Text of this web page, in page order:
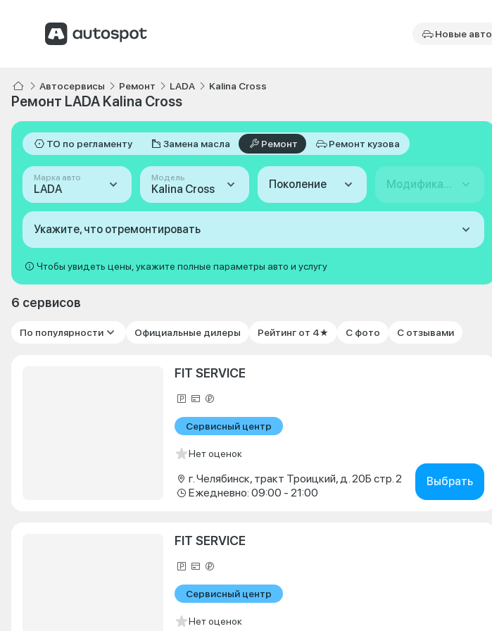
Новые авто
Автосервисы Ремонт LADA Kalina Cross
Ремонт LADA Kalina Cross
ТО по регламенту Замена масла Ремонт Ремонт кузова
Марка авто
LADA
Модель
Kalina Cross Поколение Модификация
Укажите, что отремонтировать
Чтобы увидеть цены, укажите полные параметры авто и услугу
6 сервисов
По популярности Официальные дилеры Рейтинг от 4★ С фото С отзывами
FIT SERVICE
Сервисный центр
Нет оценок
г. Челябинск, тракт Троицкий, д. 20Б стр. 2
Ежедневно: 09:00 - 21:00
Выбрать
FIT SERVICE
Сервисный центр
Нет оценок